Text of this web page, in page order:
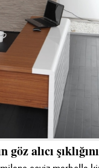
alıcı